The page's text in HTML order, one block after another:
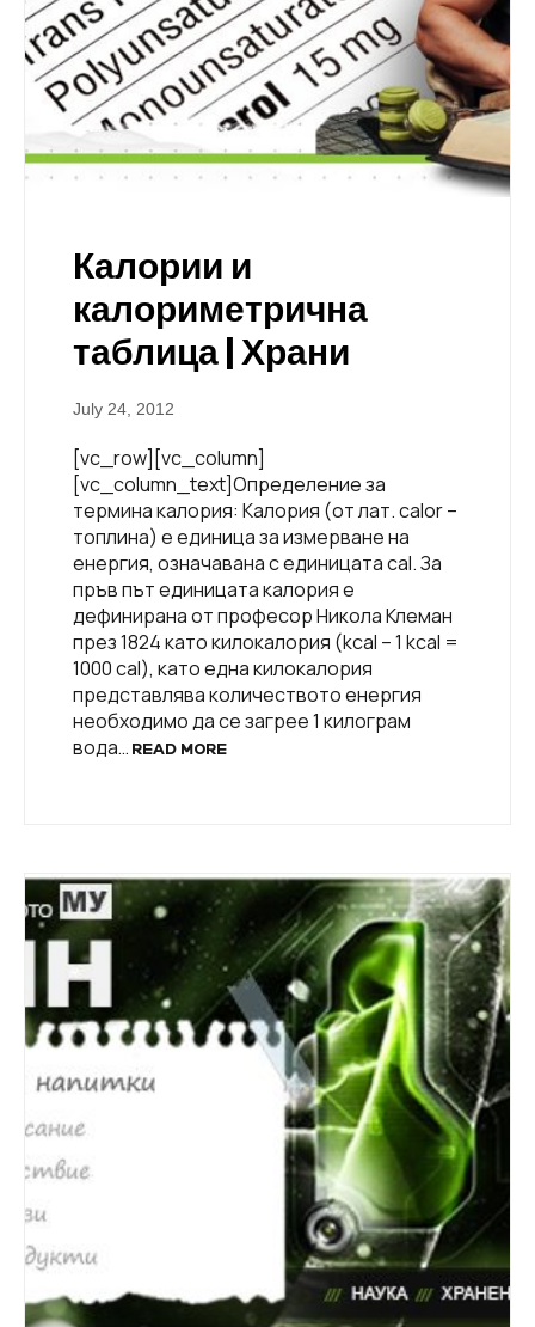
Калории и
калориметрична
таблица | Храни
July 24, 2012
[vc_row][vc_column]
[vc_column_text]Определение за
термина калория: Калория (от лат. calor –
топлина) е единица за измерване на
енергия, означавана с единицата cal. За
пръв път единицата калория е
дефинирана от професор Никола Клеман
през 1824 като килокалория (kcal – 1 kcal =
1000 cal), като една килокалория
представлява количеството енергия
необходимо да се загрее 1 килограм
вода… READ MORE